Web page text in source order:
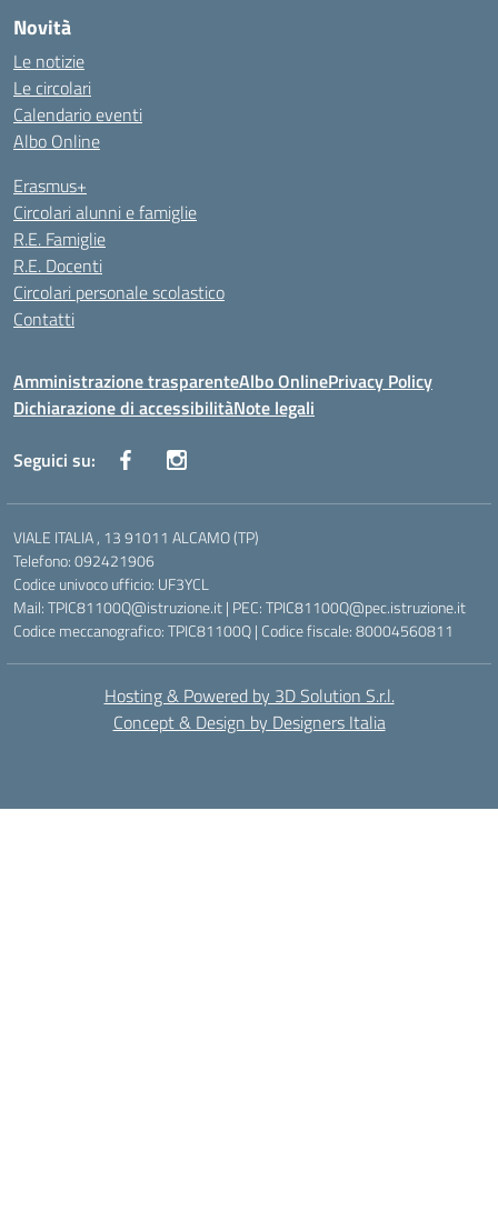
Novità
Le notizie
Le circolari
Calendario eventi
Albo Online
Erasmus+
Circolari alunni e famiglie
R.E. Famiglie
R.E. Docenti
Circolari personale scolastico
Contatti
Amministrazione trasparenteAlbo OnlinePrivacy Policy
Dichiarazione di accessibilitàNote legali
Seguici su:
VIALE ITALIA , 13 91011 ALCAMO (TP)
Telefono: 092421906
Codice univoco ufficio: UF3YCL
Mail: TPIC81100Q@istruzione.it | PEC: TPIC81100Q@pec.istruzione.it
Codice meccanografico: TPIC81100Q | Codice fiscale: 80004560811
Hosting & Powered by 3D Solution S.r.l.
Concept & Design by Designers Italia